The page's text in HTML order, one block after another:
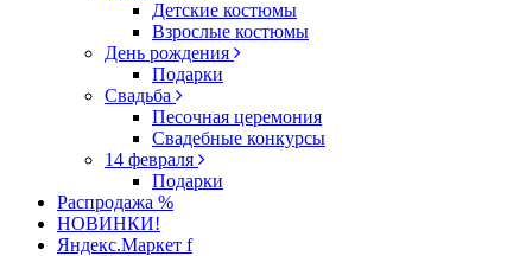
Детские костюмы
Взрослые костюмы
День рождения
Подарки
Свадьба
Песочная церемония
Свадебные конкурсы
14 февраля
Подарки
Распродажа %
НОВИНКИ!
Яндекс.Маркет f